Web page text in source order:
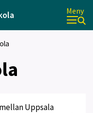
Meny
Uppsala